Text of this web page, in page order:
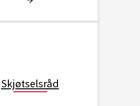
Skjøtselsråd